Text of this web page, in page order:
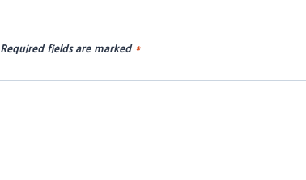
Required fields are marked *